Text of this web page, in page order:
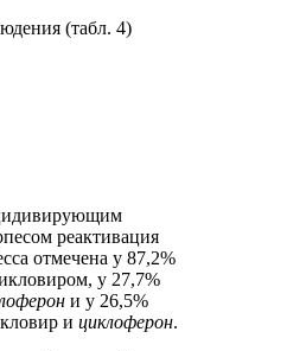
(табл. 4)
реактивация
отмечена у 87,2%
у 27,7%
и у 26,5%
ициклоферон.